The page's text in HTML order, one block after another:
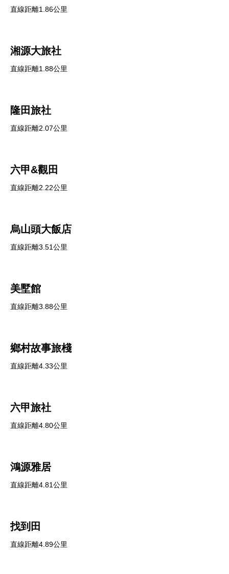
直線距離1.86公里
湘源大旅社
直線距離1.88公里
隆田旅社
直線距離2.07公里
六甲&觀田
直線距離2.22公里
烏山頭大飯店
直線距離3.51公里
美墅館
直線距離3.88公里
鄉村故事旅棧
直線距離4.33公里
六甲旅社
直線距離4.80公里
鴻源雅居
直線距離4.81公里
找到田
直線距離4.89公里